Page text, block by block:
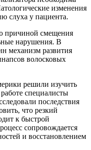
изменения
слуха у пациента.
причиной смещения
нарушения. В
механизм развития
волосковых
решили изучить
специалисты
последствия
что резкий
к быстрой
сопровождается
и восстановлением